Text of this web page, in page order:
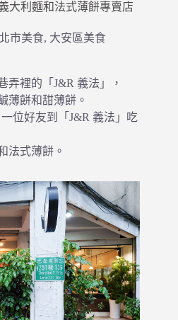
大利麵和法式薄餅專賣店
市美食, 大安區美食
弄裡的「J&R 義法」，
薄餅和甜薄餅。
位好友到「J&R 義法」吃
法式薄餅。